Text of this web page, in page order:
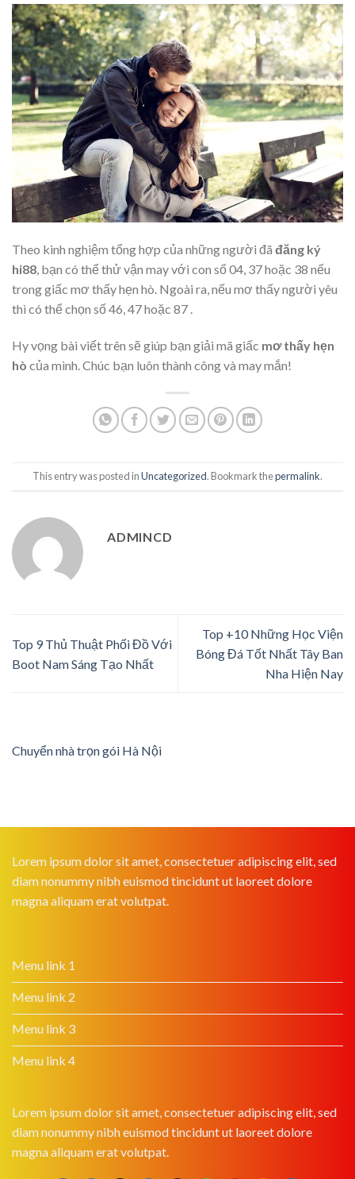
Theo kinh nghiệm tổng hợp của những người đã đăng ký
hi88, bạn có thể thử vận may với con số 04, 37 hoặc 38 nếu
trong giấc mơ thấy hẹn hò. Ngoài ra, nếu mơ thấy người yêu
thì có thể chọn số 46, 47 hoặc 87 .
Hy vọng bài viết trên sẽ giúp bạn giải mã giấc mơ thấy hẹn
hò của mình. Chúc bạn luôn thành công và may mắn!
This entry was posted inUncategorized. Bookmark thepermalink.
ADMINCD
Top 9 Thủ Thuật Phối Đồ Với
Boot Nam Sáng Tạo Nhất
Top +10 Những Học Viện
Bóng Đá Tốt Nhất Tây Ban
Nha Hiện Nay
Chuyển nhà trọn gói Hà Nội
Lorem ipsum dolor sit amet, consectetuer adipiscing elit, sed
diam nonummy nibh euismod tincidunt ut laoreet dolore
magna aliquam erat volutpat.
Menu link 1
Menu link 2
Menu link 3
Menu link 4
Lorem ipsum dolor sit amet, consectetuer adipiscing elit, sed
diam nonummy nibh euismod tincidunt ut laoreet dolore
magna aliquam erat volutpat.